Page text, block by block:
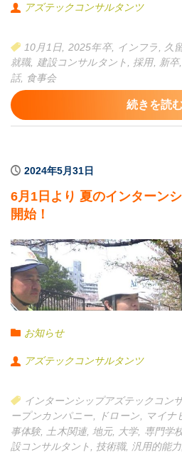
社員を代表して荒巻専務からも歓迎の
姿勢で、入社への意気込みを語って
また、内定式後はベテラン技術士に
ムなどを行い、業務についての理解や
た。
お昼には若手社員を交えた食事会を開
っくばらんな会話を楽しみました。
アズテックコンサルタンツ
10月1日, 2025年卒, インフラ, 久
就職, 建設コンサルタント, 採用, 新卒,
話, 食事会
続きを読
2024年5月31日
6月1日より 夏のインターン
開始！
お知らせ
アズテックコンサルタンツ
インターンシップアズテックコン
ープンカンパニー, ドローン, マイナ
事体験, 土木関連, 地元, 大学, 専門学
設コンサルタント, 技術職, 汎用的能力